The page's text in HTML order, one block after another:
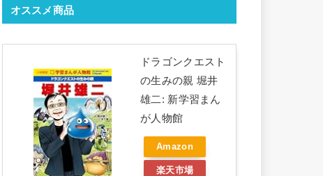
オススメ商品
ドラゴンクエスト
の生みの親 堀井
雄二: 新学習まん
が人物館
Amazon
楽天市場